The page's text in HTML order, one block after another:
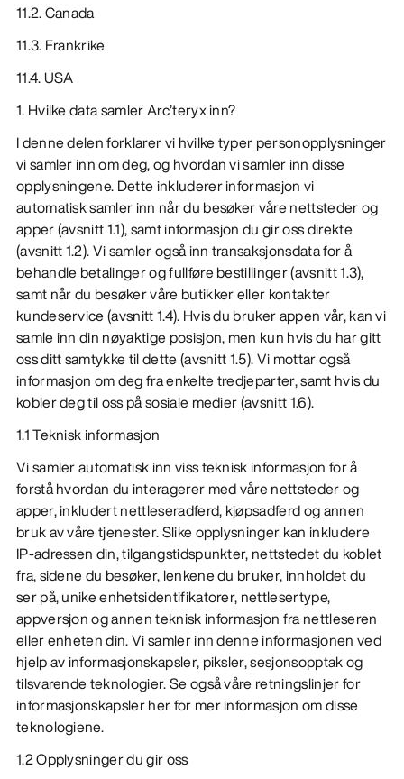
11.2. Canada
11.3. Frankrike
11.4. USA
1. Hvilke data samler Arc’teryx inn?
I denne delen forklarer vi hvilke typer personopplysninger
vi samler inn om deg, og hvordan vi samler inn disse
opplysningene. Dette inkluderer informasjon vi
automatisk samler inn når du besøker våre nettsteder og
apper (avsnitt 1.1), samt informasjon du gir oss direkte
(avsnitt 1.2). Vi samler også inn transaksjonsdata for å
behandle betalinger og fullføre bestillinger (avsnitt 1.3),
samt når du besøker våre butikker eller kontakter
kundeservice (avsnitt 1.4). Hvis du bruker appen vår, kan vi
samle inn din nøyaktige posisjon, men kun hvis du har gitt
oss ditt samtykke til dette (avsnitt 1.5). Vi mottar også
informasjon om deg fra enkelte tredjeparter, samt hvis du
kobler deg til oss på sosiale medier (avsnitt 1.6).
1.1 Teknisk informasjon
Vi samler automatisk inn viss teknisk informasjon for å
forstå hvordan du interagerer med våre nettsteder og
apper, inkludert nettleseradferd, kjøpsadferd og annen
bruk av våre tjenester. Slike opplysninger kan inkludere
IP-adressen din, tilgangstidspunkter, nettstedet du koblet
fra, sidene du besøker, lenkene du bruker, innholdet du
ser på, unike enhetsidentifikatorer, nettlesertype,
appversjon og annen teknisk informasjon fra nettleseren
eller enheten din. Vi samler inn denne informasjonen ved
hjelp av informasjonskapsler, piksler, sesjonsopptak og
tilsvarende teknologier. Se også våre retningslinjer for
informasjonskapsler her for mer informasjon om disse
teknologiene.
1.2 Opplysninger du gir oss